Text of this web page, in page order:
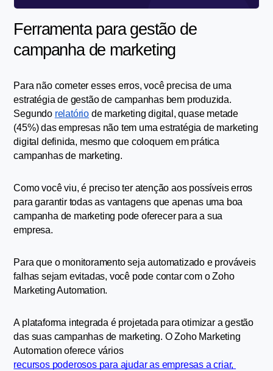
Ferramenta para gestão de
campanha de marketing
Para não cometer esses erros, você precisa de uma
estratégia de gestão de campanhas bem produzida.
Segundo relatório de marketing digital, quase metade
(45%) das empresas não tem uma estratégia de marketing
digital definida, mesmo que coloquem em prática
campanhas de marketing.
Como você viu, é preciso ter atenção aos possíveis erros
para garantir todas as vantagens que apenas uma boa
campanha de marketing pode oferecer para a sua
empresa.
Para que o monitoramento seja automatizado e prováveis
falhas sejam evitadas, você pode contar com o Zoho
Marketing Automation.
A plataforma integrada é projetada para otimizar a gestão
das suas campanhas de marketing. O Zoho Marketing
Automation oferece vários
recursos poderosos para ajudar as empresas a criar,